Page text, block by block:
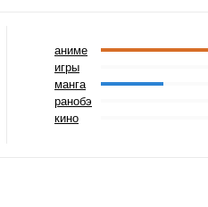
аниме
игры
манга
ранобэ
кино